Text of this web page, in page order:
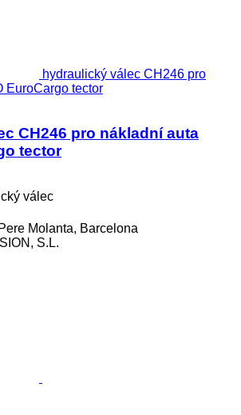
hydraulický válec CH246 pro
EuroCargo tector
CH246 pro nákladní auta
tector
válec
Molanta, Barcelona
S.L.